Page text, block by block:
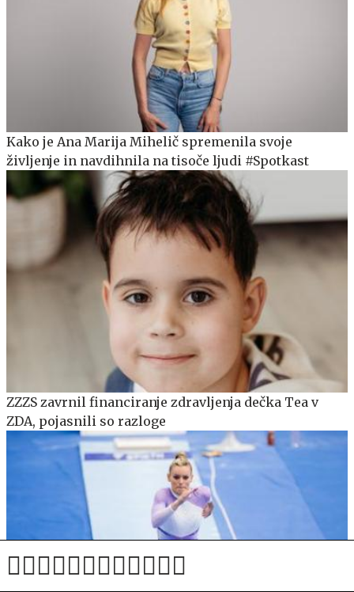
Kako je Ana Marija Mihelič spremenila svoje
življenje in navdihnila na tisoče ljudi #Spotkast
ZZZS zavrnil financiranje zdravljenja dečka Tea v
ZDA, pojasnili so razloge